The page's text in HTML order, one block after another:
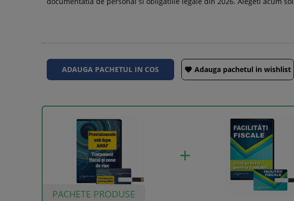
 Adauga pachetul in wishlist
PACHETE PRODUSE